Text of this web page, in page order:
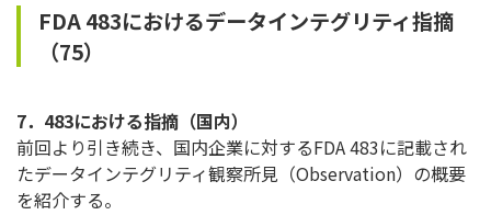
FDA 483におけるデータインテグリティ指摘
（75）
7．483における指摘（国内）
前回より引き続き、国内企業に対するFDA 483に記載され
たデータインテグリティ観察所見（Observation）の概要
を紹介する。